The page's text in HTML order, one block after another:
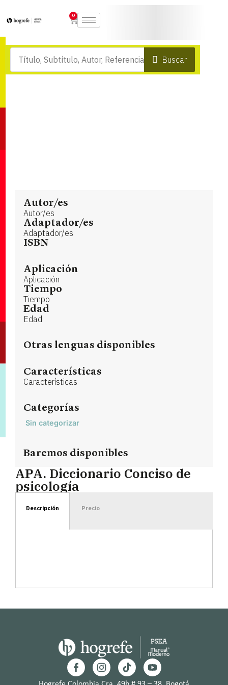
0
Buscar
Autor/es
Autor/es
Adaptador/es
Adaptador/es
ISBN
Aplicación
Aplicación
Tiempo
Tiempo
Edad
Edad
Otras lenguas disponibles
Características
Características
Categorías
Sin categorizar
Baremos disponibles
APA. Diccionario Conciso de
psicología
Descripción Precio